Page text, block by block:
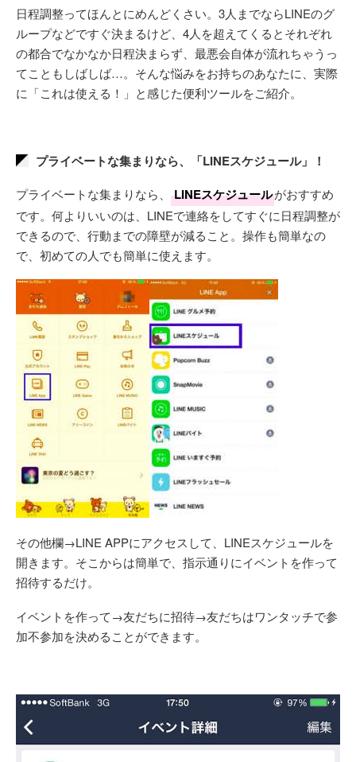
日程調整ってほんとにめんどくさい。3人までならLINEのグ
ループなどですぐ決まるけど、4人を超えてくるとそれぞれ
の都合でなかなか日程決まらず、最悪会自体が流れちゃうっ
てこともしばしば…。そんな悩みをお持ちのあなたに、実際
に「これは使える！」と感じた便利ツールをご紹介。
プライベートな集まりなら、「LINEスケジュール」！
プライベートな集まりなら、 LINEスケジュールがおすすめ
です。何よりいいのは、LINEで連絡をしてすぐに日程調整が
できるので、行動までの障壁が減ること。操作も簡単なの
で、初めての人でも簡単に使えます。
その他欄→LINE APPにアクセスして、LINEスケジュールを
開きます。そこからは簡単で、指示通りにイベントを作って
招待するだけ。
イベントを作って→友だちに招待→友だちはワンタッチで参
加不参加を決めることができます。